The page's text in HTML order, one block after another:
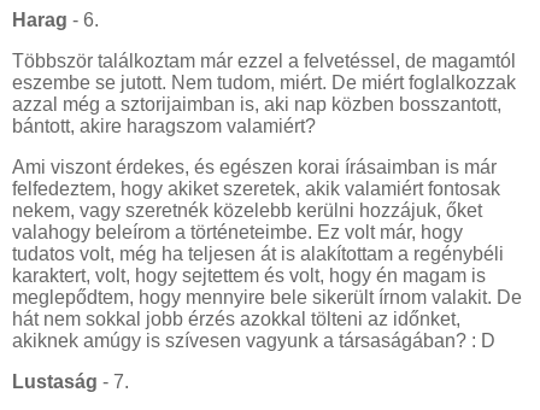
Harag - 6.
Többször találkoztam már ezzel a felvetéssel, de magamtól
eszembe se jutott. Nem tudom, miért. De miért foglalkozzak
azzal még a sztorijaimban is, aki nap közben bosszantott,
bántott, akire haragszom valamiért?
Ami viszont érdekes, és egészen korai írásaimban is már
felfedeztem, hogy akiket szeretek, akik valamiért fontosak
nekem, vagy szeretnék közelebb kerülni hozzájuk, őket
valahogy beleírom a történeteimbe. Ez volt már, hogy
tudatos volt, még ha teljesen át is alakítottam a regénybéli
karaktert, volt, hogy sejtettem és volt, hogy én magam is
meglepődtem, hogy mennyire bele sikerült írnom valakit. De
hát nem sokkal jobb érzés azokkal tölteni az időnket,
akiknek amúgy is szívesen vagyunk a társaságában? : D
Lustaság - 7.